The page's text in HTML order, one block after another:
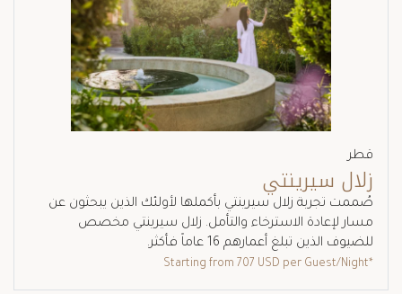
قطر
زلال سيرينتي
صُممت تجربة زلال سيرينتي بأكملها لأولئك الذين يبحثون عن
مسار لإعادة الاسترخاء والتأمل. زلال سيرينتي مخصص
للضيوف الذين تبلغ أعمارهم 16 عاماً فأكثر.
*Starting from
707 USD per Guest/Night